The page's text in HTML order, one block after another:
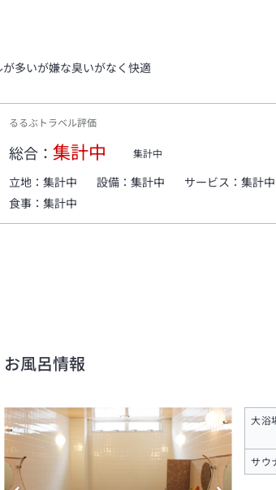
多いが嫌な臭いがなく快適
るるぶトラベル評価
総合： 集計中 集計中
立地：集計中 設備：集計中 サービス：集計中
食事：集計中
お風呂情報
大浴
サウ